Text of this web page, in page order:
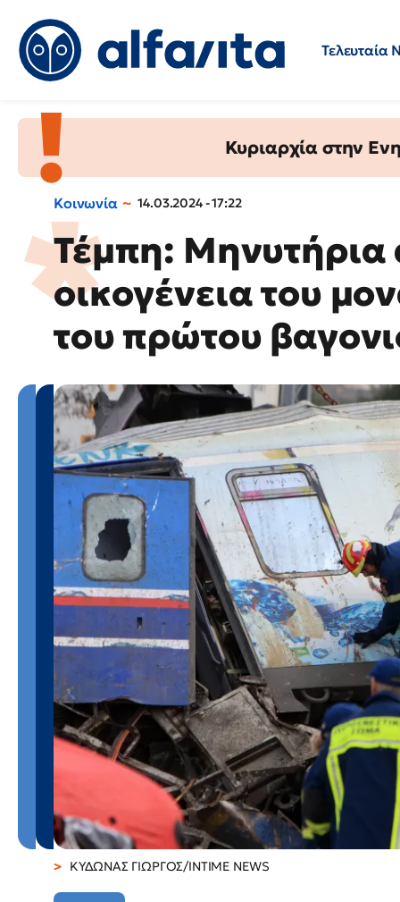
Τελευταία
Κυριαρχία στην
Κοινωνία 14.03.2024 - 17:22
Τέμπη:
οικογένεια του
του πρώτου
ΚΥΔΩΝΑΣ ΓΙΩΡΓΟΣ/INTIME NEWS